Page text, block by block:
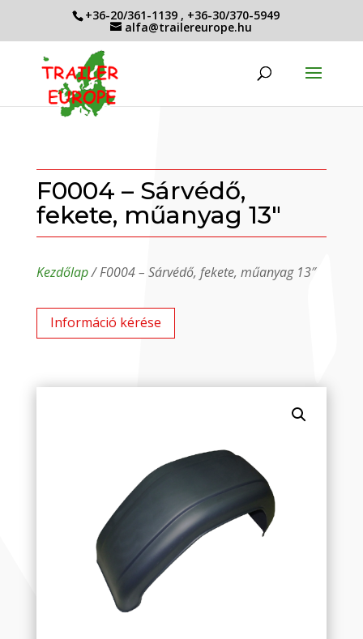
+36-20/361-1139 , +36-30/370-5949
alfa@trailereurope.hu
F0004 – Sárvédő,
fekete, műanyag 13″
Kezdőlap/ F0004 – Sárvédő, fekete, műanyag 13″
Információ kérése